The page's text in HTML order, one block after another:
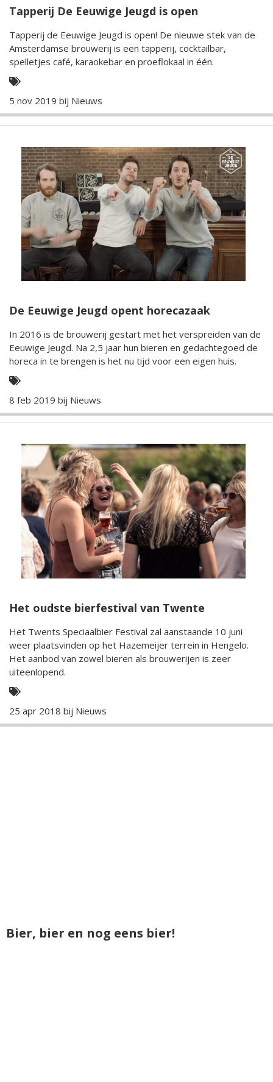
Tapperij De Eeuwige Jeugd is open
Tapperij de Eeuwige Jeugd is open! De nieuwe stek van de
Amsterdamse brouwerij is een tapperij, cocktailbar,
spelletjes café, karaokebar en proeflokaal in één.
5 nov 2019 bij Nieuws
De Eeuwige Jeugd opent horecazaak
In 2016 is de brouwerij gestart met het verspreiden van de
Eeuwige Jeugd. Na 2,5 jaar hun bieren en gedachtegoed de
horeca in te brengen is het nu tijd voor een eigen huis.
8 feb 2019 bij Nieuws
Het oudste bierfestival van Twente
Het Twents Speciaalbier Festival zal aanstaande 10 juni
weer plaatsvinden op het Hazemeijer terrein in Hengelo.
Het aanbod van zowel bieren als brouwerijen is zeer
uiteenlopend.
25 apr 2018 bij Nieuws
Bier, bier en nog eens bier!